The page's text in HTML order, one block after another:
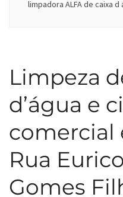
limpadora ALFA de caixa d
Limpeza
d’água e
comercial
Rua
Gomes